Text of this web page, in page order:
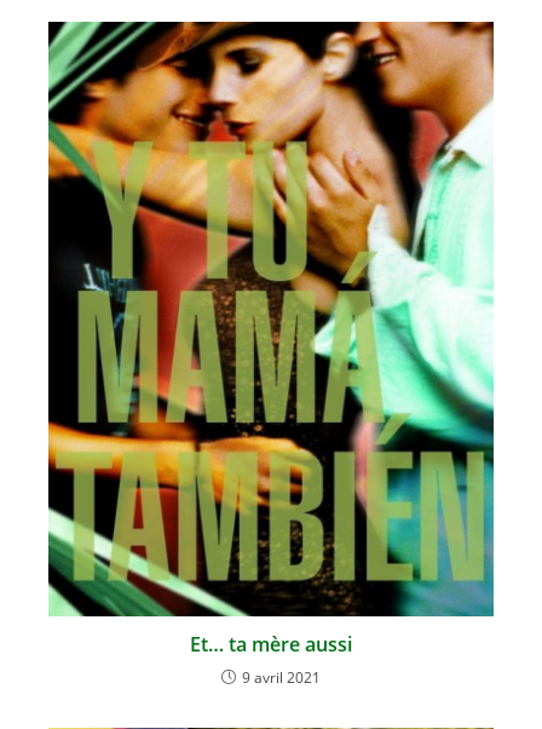
Et… ta mère aussi
9 avril 2021